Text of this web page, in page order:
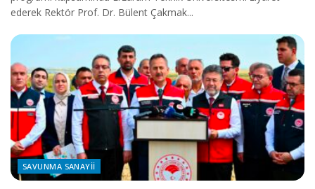
ederek Rektör Prof. Dr. Bülent Çakmak...
SAVUNMA SANAYII